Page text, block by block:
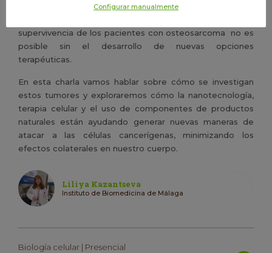
metástasis, una etapa en la que células cancerígenas se
supervivencia de los pacientes con osteosarcoma no es
posible sin el desarrollo de nuevas opciones
terapéuticas.
En esta charla vamos hablar sobre cómo se investigan
estos tumores y exploraremos cómo la nanotecnología,
terapia celular y el uso de componentes de productos
naturales están ayudando generar nuevas maneras de
atacar a las células cancerígenas, minimizando los
efectos colaterales en nuestro cuerpo.
Liliya Kazantseva
Instituto de Biomedicina de Málaga
Biología celular | Presencial
Configurar manualmente